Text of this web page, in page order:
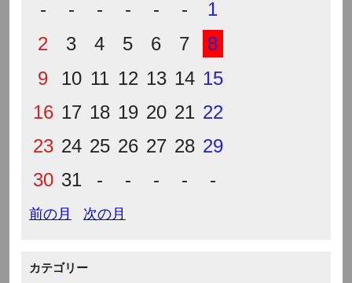
- - - - - -
1
2
3 4 5 6 7
8
9
10 11 12 13 14 15
16 17 18 19 20 21 22
23 24 25 26 27 28 29
30 31 - - - - -
前の月 次の月
カテゴリー